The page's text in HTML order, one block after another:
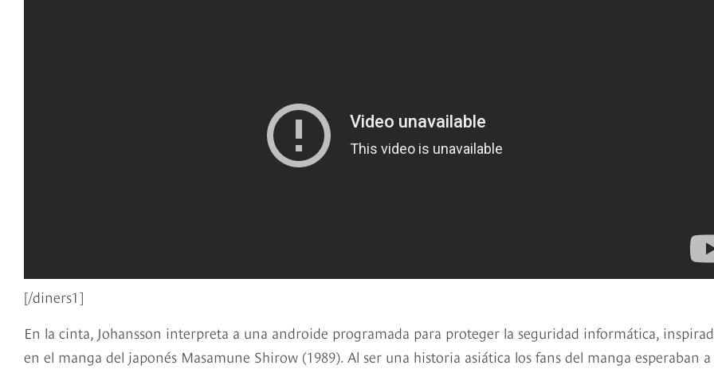
[/diners1]
En la cinta, Johansson interpreta a una androide programada para proteger la seguridad informática,
en el manga del japonés Masamune Shirow (1989). Al ser una historia asiática los fans del manga esperaban